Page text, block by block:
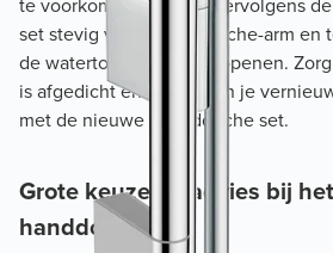
set stevig vast op de douche-arm en
de watertoevoer kort te openen.
is afgedicht en geniet van je
met de nieuwe handdouche set.
Grote keuze en advies bij
handdouche set